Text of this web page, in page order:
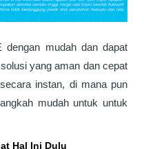
dengan mudah dan dapat
yang aman dan cepat
instan, di mana pun
mudah untuk untuk
Hal Ini Dulu